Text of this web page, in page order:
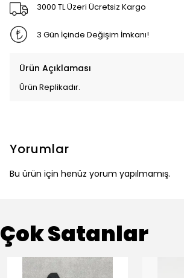
3000 TL Üzeri Ücretsiz Kargo
3 Gün İçinde Değişim İmkanı!
Ürün Açıklaması
Ürün Replikadır.
Yorumlar
Bu ürün için henüz yorum yapılmamış.
Çok Satanlar